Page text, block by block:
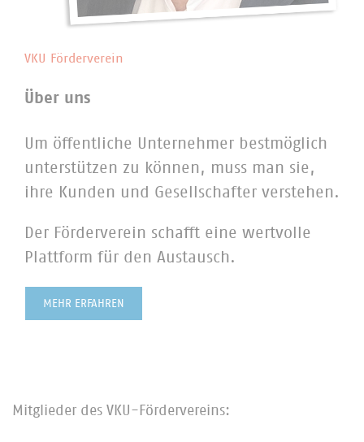
VKU Förderverein
Über uns
Um öffentliche Unternehmer bestmöglich
unterstützen zu können, muss man sie,
ihre Kunden und Gesellschafter verstehen.
Der Förderverein schafft eine wertvolle
Plattform für den Austausch.
MEHR ERFAHREN
Mitglieder des VKU-Fördervereins: